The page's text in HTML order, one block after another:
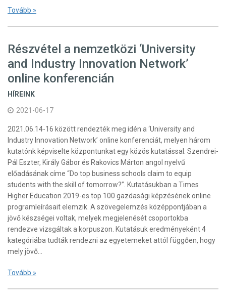
Tovább »
Részvétel a nemzetközi ‘University
and Industry Innovation Network’
online konferencián
HÍREINK
2021-06-17
2021.06.14-16 között rendezték meg idén a ‘University and
Industry Innovation Network’ online konferenciát, melyen három
kutatónk képviselte központunkat egy közös kutatással. Szendrei-
Pál Eszter, Király Gábor és Rakovics Márton angol nyelvű
előadásának címe “Do top business schools claim to equip
students with the skill of tomorrow?”. Kutatásukban a Times
Higher Education 2019-es top 100 gazdasági képzésének online
programleírásait elemzik. A szövegelemzés középpontjában a
jövő készségei voltak, melyek megjelenését csoportokba
rendezve vizsgáltak a korpuszon. Kutatásuk eredményeként 4
kategóriába tudták rendezni az egyetemeket attól függően, hogy
mely jövő…
Tovább »